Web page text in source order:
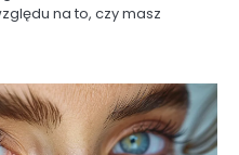
na to, czy masz